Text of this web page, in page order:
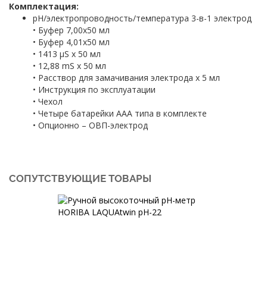
Комплектация:
pH/электропроводность/температура 3-в-1 электрод
• Буфер 7,00x50 мл
• Буфер 4,01x50 мл
• 1413 μS x 50 мл
• 12,88 mS x 50 мл
• Расствор для замачивания электрода x 5 мл
• Инструкция по эксплуатации
• Чехол
• Четыре батарейки AAA типа в комплекте
• Опционно – ОВП-электрод
СОПУТСТВУЮЩИЕ ТОВАРЫ